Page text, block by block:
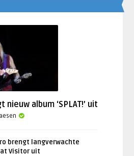
album ‘SPLAT!’ uit
brengt langverwachte
Visitor uit